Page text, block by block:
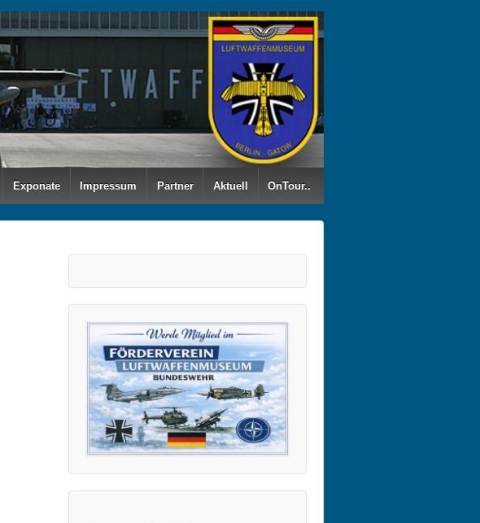
Exponate Impressum Partner Aktuell OnTour..